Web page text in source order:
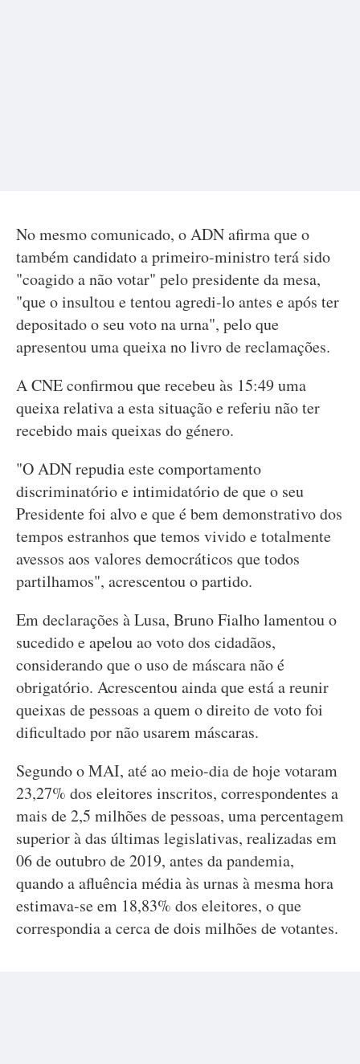
No mesmo comunicado, o ADN afirma que o
também candidato a primeiro-ministro terá sido
"coagido a não votar" pelo presidente da mesa,
"que o insultou e tentou agredi-lo antes e após ter
depositado o seu voto na urna", pelo que
apresentou uma queixa no livro de reclamações.
A CNE confirmou que recebeu às 15:49 uma
queixa relativa a esta situação e referiu não ter
recebido mais queixas do género.
"O ADN repudia este comportamento
discriminatório e intimidatório de que o seu
Presidente foi alvo e que é bem demonstrativo dos
tempos estranhos que temos vivido e totalmente
avessos aos valores democráticos que todos
partilhamos", acrescentou o partido.
Em declarações à Lusa, Bruno Fialho lamentou o
sucedido e apelou ao voto dos cidadãos,
considerando que o uso de máscara não é
obrigatório. Acrescentou ainda que está a reunir
queixas de pessoas a quem o direito de voto foi
dificultado por não usarem máscaras.
Segundo o MAI, até ao meio-dia de hoje votaram
23,27% dos eleitores inscritos, correspondentes a
mais de 2,5 milhões de pessoas, uma percentagem
superior à das últimas legislativas, realizadas em
06 de outubro de 2019, antes da pandemia,
quando a afluência média às urnas à mesma hora
estimava-se em 18,83% dos eleitores, o que
correspondia a cerca de dois milhões de votantes.